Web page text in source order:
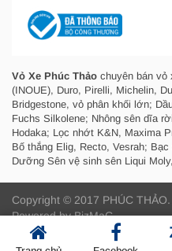
Vỏ Xe Phúc Thảo chuyên bán vỏ
(INOUE), Duro, Pirelli, Michelin,
Bridgestone, vỏ phân khối lớn;
Fuchs Silkolene; Nhông sên dĩa
Hodaka; Lọc nhớt K&N, Maxima
Bố thắng Elig, Recto, Vesrah;
Dưỡng Sên vệ sinh sên Liqui
Copyright © 2017 PHÚC THẢO.
Powered byBizMaC